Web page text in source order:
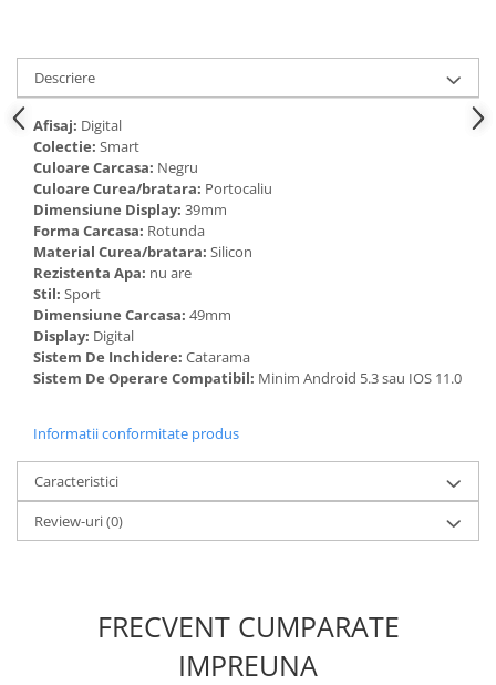
Martisoare
Descriere
Afisaj: Digital
Colectie: Smart
Culoare Carcasa: Negru
Culoare Curea/bratara: Portocaliu
Dimensiune Display: 39mm
Forma Carcasa: Rotunda
Material Curea/bratara: Silicon
Rezistenta Apa: nu are
Stil: Sport
Dimensiune Carcasa: 49mm
Display: Digital
Sistem De Inchidere: Catarama
Sistem De Operare Compatibil: Minim Android 5.3 sau IOS 11.0
Informatii conformitate produs
Caracteristici
Review-uri(0)
FRECVENT CUMPARATE
IMPREUNA